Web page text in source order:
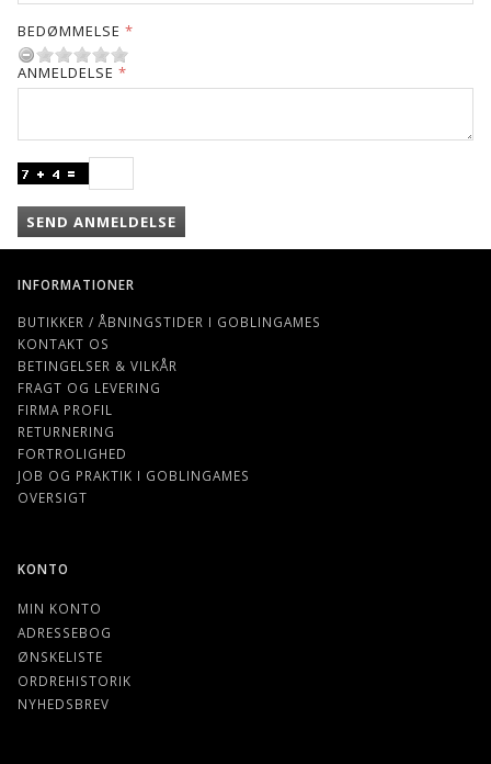
BEDØMMELSE
ANMELDELSE
SEND ANMELDELSE
INFORMATIONER
BUTIKKER / ÅBNINGSTIDER I GOBLINGAMES
KONTAKT OS
BETINGELSER & VILKÅR
FRAGT OG LEVERING
FIRMA PROFIL
RETURNERING
FORTROLIGHED
JOB OG PRAKTIK I GOBLINGAMES
OVERSIGT
KONTO
MIN KONTO
ADRESSEBOG
ØNSKELISTE
ORDREHISTORIK
NYHEDSBREV